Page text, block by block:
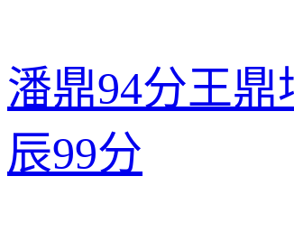
潘鼎94分王鼎
辰99分